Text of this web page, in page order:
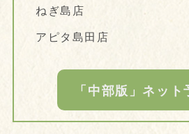
ねぎ島店
アピタ島田店
「中部版」ネット